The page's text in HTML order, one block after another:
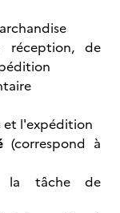
réception, de
et l'expédition
(correspond à
la tâche de